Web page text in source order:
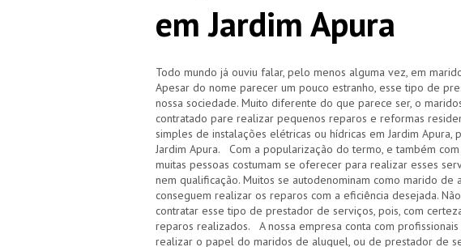
em Jardim Apura
Todo mundo já ouviu falar, pelo menos alguma vez, em
Apesar do nome parecer um pouco estranho, esse tipo de
nossa sociedade. Muito diferente do que parece ser, o
contratado pare realizar pequenos reparos e reformas
simples de instalações elétricas ou hídricas em Jardim
Jardim Apura. Com a popularização do termo, e também
muitas pessoas costumam se oferecer para realizar esses
nem qualificação. Muitos se autodenominam como marido de
conseguem realizar os reparos com a eficiência desejada.
contratar esse tipo de prestador de serviços, pois, com
reparos realizados. A nossa empresa conta com
realizar o papel do maridos de aluguel, ou de prestador de